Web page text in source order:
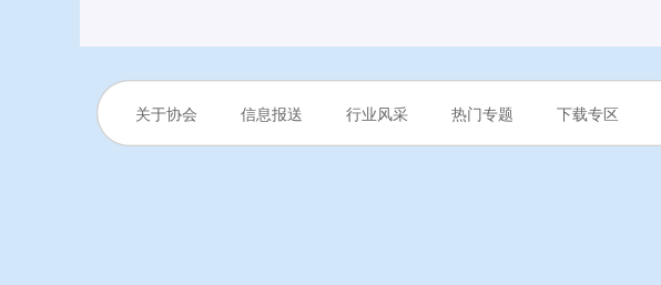
关于协会 信息报送 行业风采 热门专题 下载专区